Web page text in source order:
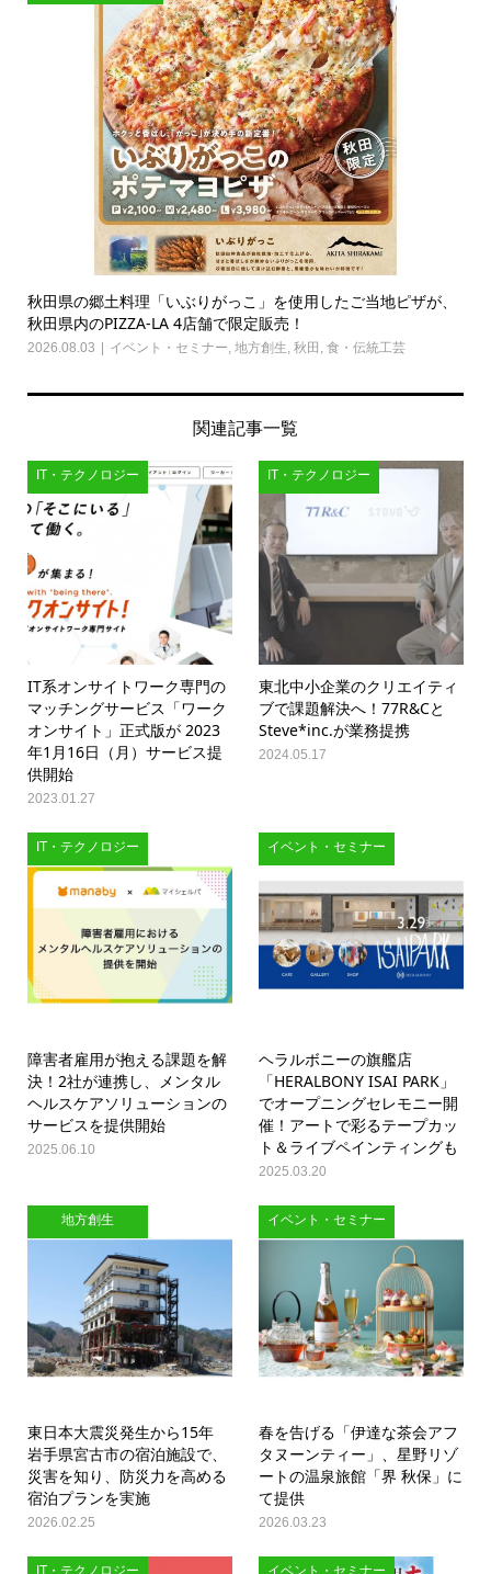
秋田県の郷土料理「いぶりがっこ」を使用したご当地ピザが、
秋田県内のPIZZA-LA 4店舗で限定販売！
2026.08.03 イベント・セミナー, 地方創生, 秋田 , 食・伝統工芸
関連記事一覧
IT・テクノロジー
IT系オンサイトワーク専門の
マッチングサービス「ワーク
オンサイト」正式版が 2023
年1月16日（月）サービス提
供開始
2023.01.27
IT・テクノロジー
東北中小企業のクリエイティ
ブで課題解決へ！77R&Cと
Steve*inc.が業務提携
2024.05.17
IT・テクノロジー
障害者雇用が抱える課題を解
決！2社が連携し、メンタル
ヘルスケアソリューションの
サービスを提供開始
2025.06.10
イベント・セミナー
ヘラルボニーの旗艦店
「HERALBONY ISAI PARK」
でオープニングセレモニー開
催！アートで彩るテープカッ
ト＆ライブペインティングも
2025.03.20
地方創生
東日本大震災発生から15年
岩手県宮古市の宿泊施設で、
災害を知り、防災力を高める
宿泊プランを実施
2026.02.25
イベント・セミナー
春を告げる「伊達な茶会アフ
タヌーンティー」、星野リゾ
ートの温泉旅館「界 秋保」に
て提供
2026.03.23
IT・テクノロジー イベント・セミナー